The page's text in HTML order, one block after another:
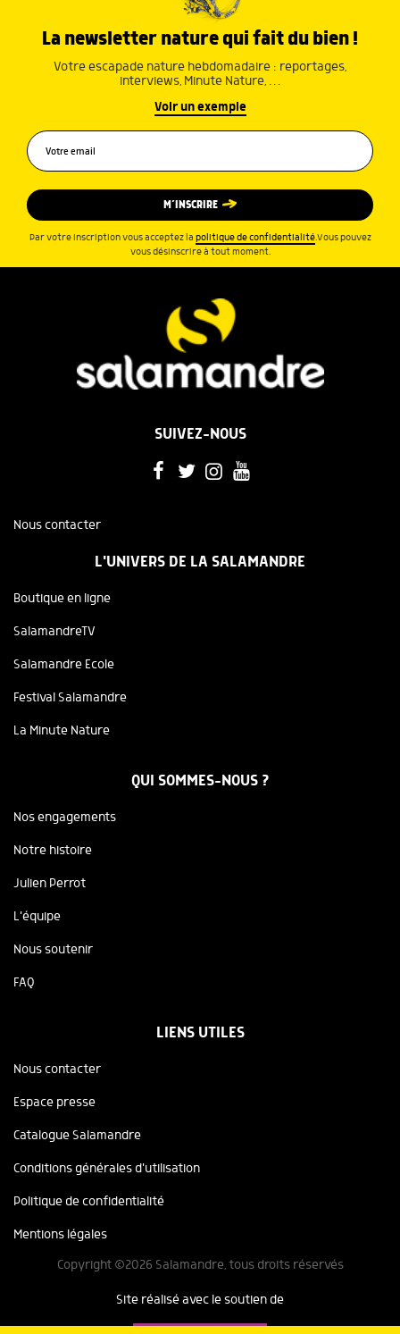
La newsletter nature qui fait du bien !
Votre escapade nature hebdomadaire : reportages,
interviews, Minute Nature, …
Voir un exemple
M’INSCRIRE
Par votre inscription vous acceptez la politique de confidentialité.Vous pouvez
vous désinscrire à tout moment.
SUIVEZ-NOUS
Nous contacter
L'UNIVERS DE LA SALAMANDRE
Boutique en ligne
SalamandreTV
Salamandre Ecole
Festival Salamandre
La Minute Nature
QUI SOMMES-NOUS ?
Nos engagements
Notre histoire
Julien Perrot
L'équipe
Nous soutenir
FAQ
LIENS UTILES
Nous contacter
Espace presse
Catalogue Salamandre
Conditions générales d'utilisation
Politique de confidentialité
Mentions légales
Copyright ©2026 Salamandre, tous droits réservés
Site réalisé avec le soutien de